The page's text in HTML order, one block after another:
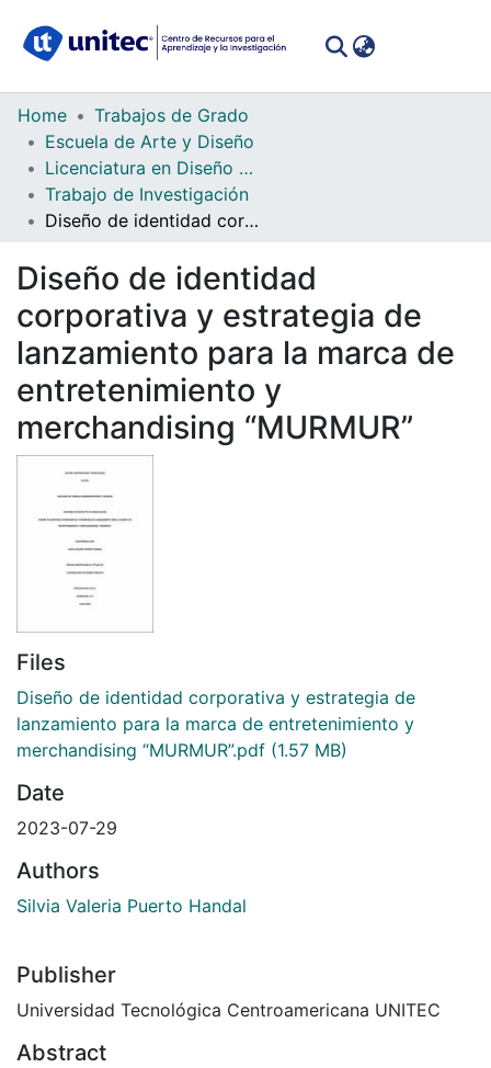
Communities
Collections
All of DSpace
Statistics
Home
Trabajos de Grado
Escuela de Arte y Diseño
Licenciatura en Diseño Gráfico
Trabajo de Investigación
Diseño de identidad corporativa y estrategia de lanzamiento para la marca de entretenimiento y merchandising “MURMUR”
Diseño de identidad
corporativa y estrategia de
lanzamiento para la marca de
entretenimiento y
merchandising “MURMUR”
Files
Diseño de identidad corporativa y estrategia de
lanzamiento para la marca de entretenimiento y
merchandising “MURMUR”.pdf (1.57 MB)
Date
2023-07-29
Authors
Silvia Valeria Puerto Handal
Publisher
Universidad Tecnológica Centroamericana UNITEC
Abstract